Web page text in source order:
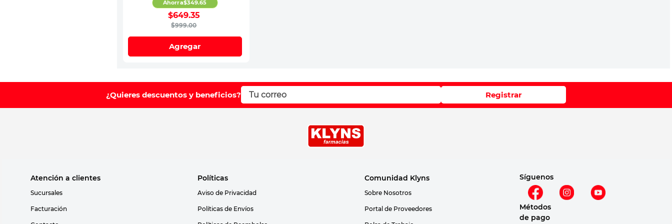
$999.00
$649.35
Ahorra$349.65
Agregar
¿Quieres descuentos y beneficios? Registrar
Atención a clientes
Sucursales
Facturación
Políticas
Aviso de Privacidad
Políticas de Envíos
Comunidad Klyns
Sobre Nosotros
Portal de Proveedores
Síguenos
Métodos
de pago